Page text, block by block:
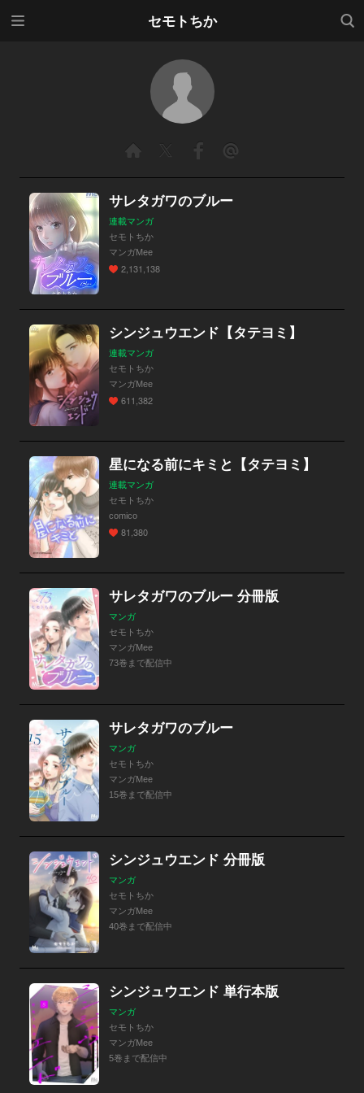
セモトちか
検索
サレタガワのブルー
連載マンガ
セモトちか
マンガMee
2,131,138
シンジュウエンド【タテヨミ】
連載マンガ
セモトちか
マンガMee
611,382
星になる前にキミと【タテヨミ】
連載マンガ
セモトちか
comico
81,380
サレタガワのブルー 分冊版
マンガ
セモトちか
マンガMee
73巻まで配信中
サレタガワのブルー
マンガ
セモトちか
マンガMee
15巻まで配信中
シンジュウエンド 分冊版
マンガ
セモトちか
マンガMee
40巻まで配信中
シンジュウエンド 単行本版
マンガ
セモトちか
マンガMee
5巻まで配信中